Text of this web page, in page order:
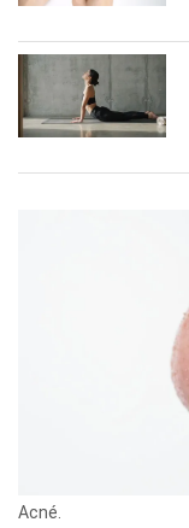
Acné.